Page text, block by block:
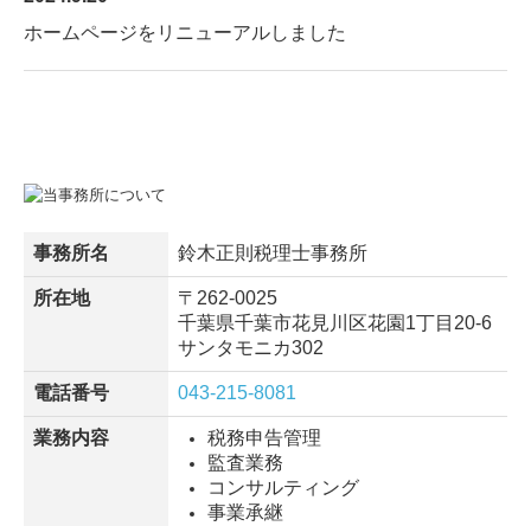
ホームページをリニューアルしました
事務所名 鈴木正則税理士事務所
所在地
〒262-0025
千葉県千葉市花見川区花園1丁目20-6
サンタモニカ302
電話番号 043-215-8081
業務内容
税務申告管理
監査業務
コンサルティング
事業承継